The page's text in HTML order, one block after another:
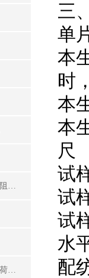
安全带阻燃性能测试仪（垂直阻燃仪）
安全带整体动态负荷、静态负荷测试仪
三
单
本
时
本
本
尺
试
试
试
水
配